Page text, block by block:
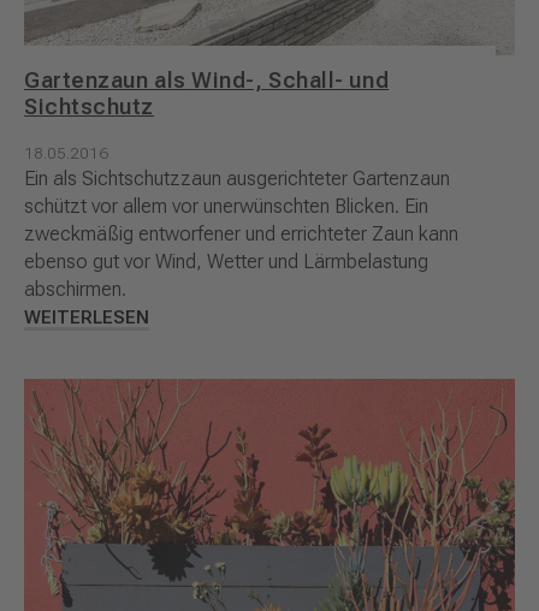
Gartenzaun als Wind-, Schall- und
Sichtschutz
18.05.2016
Ein als Sichtschutzzaun ausgerichteter Gartenzaun
schützt vor allem vor unerwünschten Blicken. Ein
zweckmäßig entworfener und errichteter Zaun kann
ebenso gut vor Wind, Wetter und Lärmbelastung
abschirmen.
WEITERLESEN